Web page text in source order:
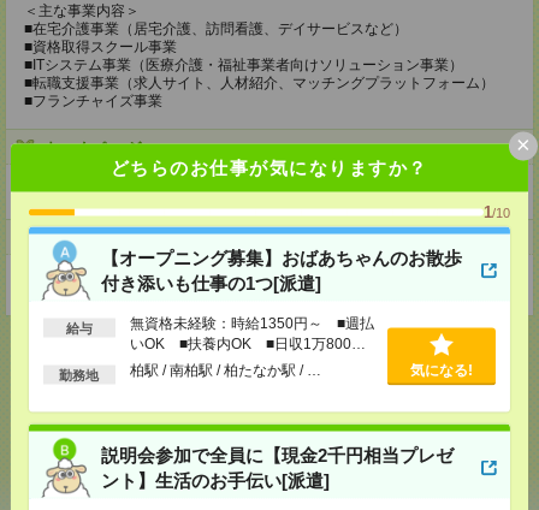
どちらのお仕事が気になりますか？
1/10
【オープニング募集】おばあちゃんのお散歩
付き添いも仕事の1つ[派遣]
給与
無資格未経験：時給1350円～ ■週払
いOK ■扶養内OK ■日収1万800円
以上
勤務地 柏駅 / 南柏駅 / 柏たなか駅 / … 気になる!
説明会参加で全員に【現金2千円相当プレゼ
ント】生活のお手伝い[派遣]
×
＜主な事業内容＞
■在宅介護事業（居宅介護、訪問看護、デイサービスなど）
■資格取得スクール事業
■ITシステム事業（医療介護・福祉事業者向けソリューション事業）
■転職支援事業（求人サイト、人材紹介、マッチングプラットフォーム）
■フランチャイズ事業
ホームページ
https://en-gage.net/eustylelab_job/
事業所
東京都中野区本町1-32-2ハーモニータワー18階
応募ページへ
気になる！